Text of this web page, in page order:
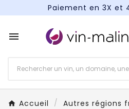
Paiement en 3X et
Paiement en 3X et

Accueil Autres régions